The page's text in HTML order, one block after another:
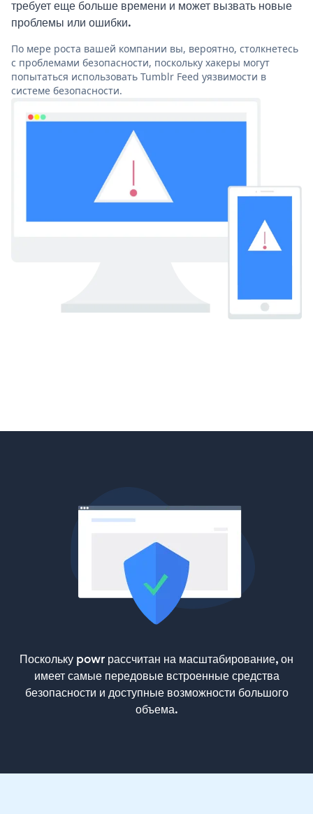
требует еще больше времени и может вызвать новые
проблемы или ошибки.
По мере роста вашей компании вы, вероятно, столкнетесь
с проблемами безопасности, поскольку хакеры могут
попытаться использовать Tumblr Feed уязвимости в
системе безопасности.
Поскольку powr рассчитан на масштабирование, он
имеет самые передовые встроенные средства
безопасности и доступные возможности большого
объема.